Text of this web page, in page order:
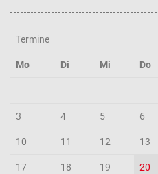
Termine
Mo Di Mi Do
3 4 5 6
10 11 12 13
17 18 19 20